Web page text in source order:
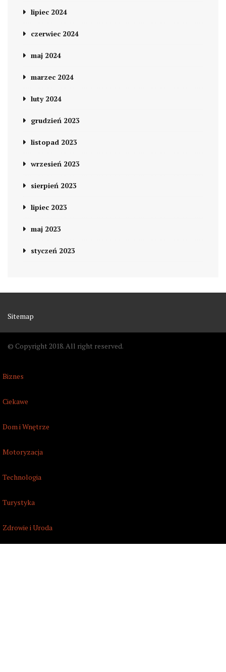
lipiec 2024
czerwiec 2024
maj 2024
marzec 2024
luty 2024
grudzień 2023
listopad 2023
wrzesień 2023
sierpień 2023
lipiec 2023
maj 2023
styczeń 2023
Sitemap
© Copyright 2018. All right reserved.
Biznes
Ciekawe
Dom i Wnętrze
Motoryzacja
Technologia
Turystyka
Zdrowie i Uroda